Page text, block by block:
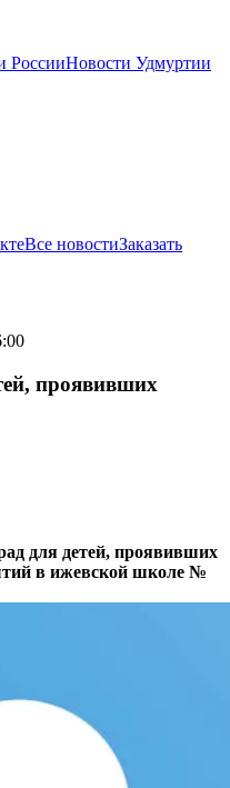
РоссииНовости Удмуртии
Все новостиЗаказать
проявивших
для детей, проявивших
в ижевской школе №